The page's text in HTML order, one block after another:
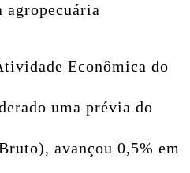
agropecuária
Econômica do
uma prévia do
avançou 0,5% em